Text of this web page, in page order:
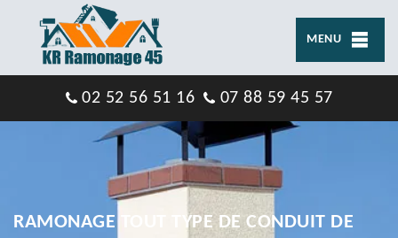
MENU
02 52 56 51 16 07 88 59 45 57
RAMONAGE TOUT TYPE DE CONDUIT DE